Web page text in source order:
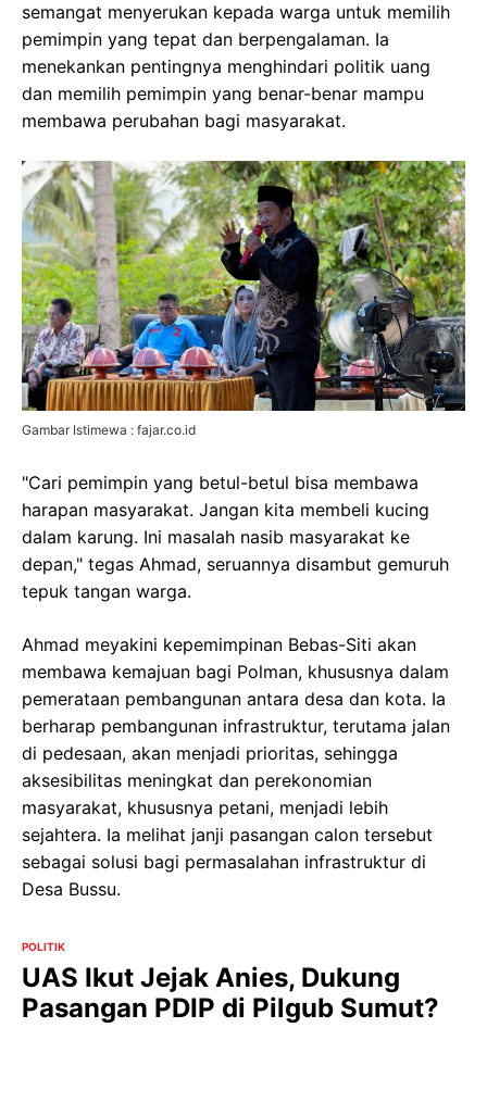
semangat menyerukan kepada warga untuk memilih
pemimpin yang tepat dan berpengalaman. Ia
menekankan pentingnya menghindari politik uang
dan memilih pemimpin yang benar-benar mampu
membawa perubahan bagi masyarakat.
Gambar Istimewa : fajar.co.id
"Cari pemimpin yang betul-betul bisa membawa
harapan masyarakat. Jangan kita membeli kucing
dalam karung. Ini masalah nasib masyarakat ke
depan," tegas Ahmad, seruannya disambut gemuruh
tepuk tangan warga.
Ahmad meyakini kepemimpinan Bebas-Siti akan
membawa kemajuan bagi Polman, khususnya dalam
pemerataan pembangunan antara desa dan kota. Ia
berharap pembangunan infrastruktur, terutama jalan
di pedesaan, akan menjadi prioritas, sehingga
aksesibilitas meningkat dan perekonomian
masyarakat, khususnya petani, menjadi lebih
sejahtera. Ia melihat janji pasangan calon tersebut
sebagai solusi bagi permasalahan infrastruktur di
Desa Bussu.
POLITIK
UAS Ikut Jejak Anies, Dukung
Pasangan PDIP di Pilgub Sumut?